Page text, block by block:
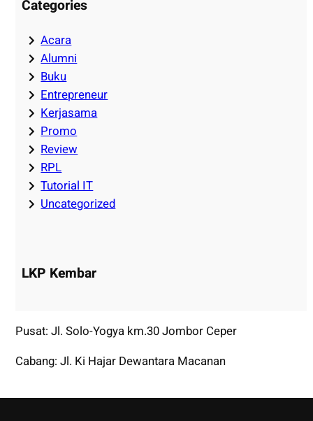
Categories
Acara
Alumni
Buku
Entrepreneur
Kerjasama
Promo
Review
RPL
Tutorial IT
Uncategorized
LKP Kembar
Pusat: Jl. Solo-Yogya km.30 Jombor Ceper
Cabang: Jl. Ki Hajar Dewantara Macanan